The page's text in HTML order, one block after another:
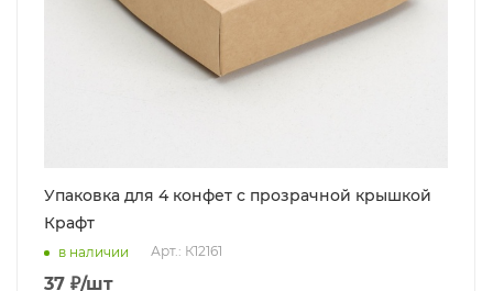
Упаковка для 4 конфет с прозрачной крышкой
Крафт
в наличии Арт.: К12161
37 ₽/шт